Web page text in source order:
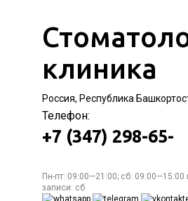
клиника
Россия, Республика
Телефон:
+7 (347) 298-65-
Пн-пт: 09:00—21:00; сб: 09:00—15:00
записи: сб